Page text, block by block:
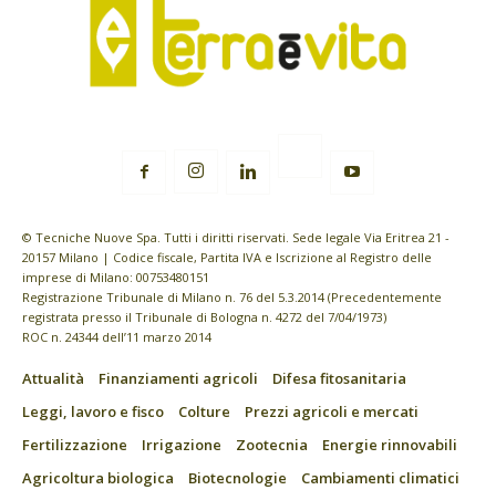
© Tecniche Nuove Spa. Tutti i diritti riservati. Sede legale Via Eritrea 21 -
20157 Milano | Codice fiscale, Partita IVA e Iscrizione al Registro delle
imprese di Milano: 00753480151
Registrazione Tribunale di Milano n. 76 del 5.3.2014 (Precedentemente
registrata presso il Tribunale di Bologna n. 4272 del 7/04/1973)
ROC n. 24344 dell’11 marzo 2014
Attualità Finanziamenti agricoli
Difesa fitosanitaria
Leggi, lavoro e fisco
Colture
Prezzi agricoli e mercati
Fertilizzazione
Irrigazione Zootecnia
Energie rinnovabili
Agricoltura biologica
Biotecnologie
Cambiamenti climatici